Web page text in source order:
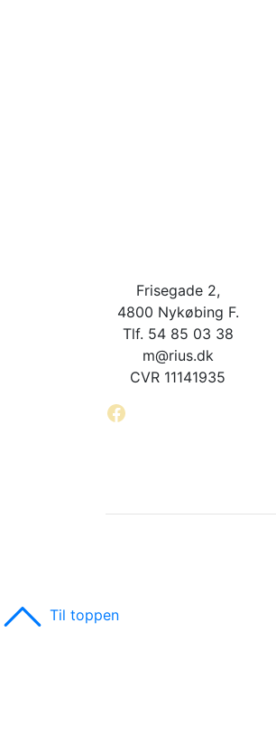
Frisegade 2,
4800 Nykøbing F.
Tlf. 54 85 03 38
m@rius.dk
CVR 11141935
Facebook
Til toppen